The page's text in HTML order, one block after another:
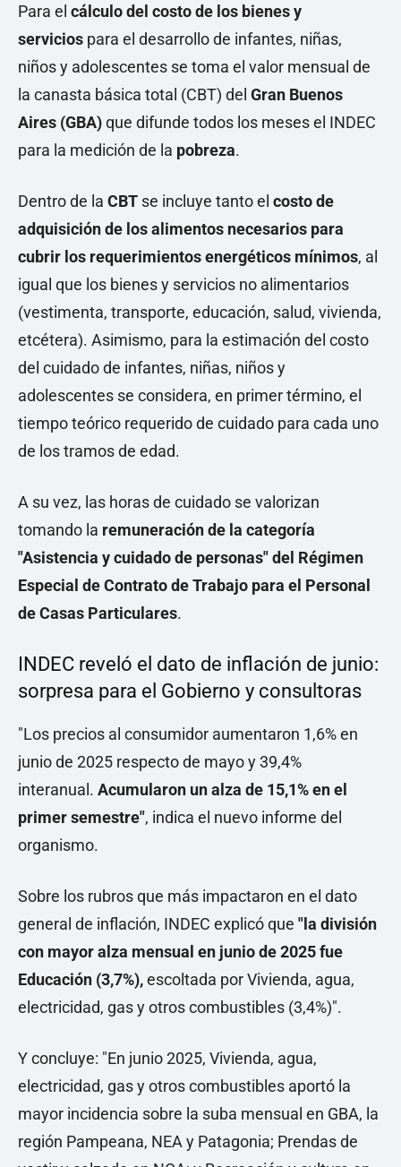
Para el cálculo del costo de los bienes y
servicios para el desarrollo de infantes, niñas,
niños y adolescentes se toma el valor mensual de
la canasta básica total (CBT) del Gran Buenos
Aires (GBA)que difunde todos los meses el INDEC
para la medición de la pobreza.
Dentro de la CBT se incluye tanto el costo de
adquisición de los alimentos necesarios para
cubrir los requerimientos energéticos mínimos, al
igual que los bienes y servicios no alimentarios
(vestimenta, transporte, educación, salud, vivienda,
etcétera). Asimismo, para la estimación del costo
del cuidado de infantes, niñas, niños y
adolescentes se considera, en primer término, el
tiempo teórico requerido de cuidado para cada uno
de los tramos de edad.
A su vez, las horas de cuidado se valorizan
tomando la remuneración de la categoría
"Asistencia y cuidado de personas" del Régimen
Especial de Contrato de Trabajo para el Personal
de Casas Particulares.
INDEC reveló el dato de inflación de junio:
sorpresa para el Gobierno y consultoras
"Los precios al consumidor aumentaron 1,6% en
junio de 2025 respecto de mayo y 39,4%
interanual. Acumularon un alza de 15,1% en el
primer semestre", indica el nuevo informe del
organismo.
Sobre los rubros que más impactaron en el dato
general de inflación, INDEC explicó que "la división
con mayor alza mensual en junio de 2025 fue
Educación (3,7%),escoltada por Vivienda, agua,
electricidad, gas y otros combustibles (3,4%)".
Y concluye: "En junio 2025, Vivienda, agua,
electricidad, gas y otros combustibles aportó la
mayor incidencia sobre la suba mensual en GBA, la
región Pampeana, NEA y Patagonia; Prendas de